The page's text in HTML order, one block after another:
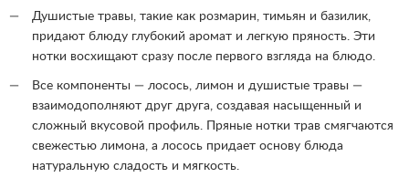
Душистые травы, такие как розмарин, тимьян и базилик,
придают блюду глубокий аромат и легкую пряность. Эти
нотки восхищают сразу после первого взгляда на блюдо.
Все компоненты — лосось, лимон и душистые травы —
взаимодополняют друг друга, создавая насыщенный и
сложный вкусовой профиль. Пряные нотки трав смягчаются
свежестью лимона, а лосось придает основу блюда
натуральную сладость и мягкость.